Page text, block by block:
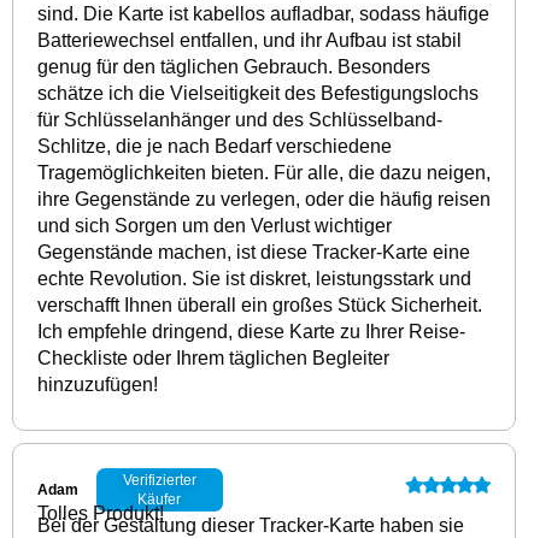
sind. Die Karte ist kabellos aufladbar, sodass häufige
Batteriewechsel entfallen, und ihr Aufbau ist stabil
genug für den täglichen Gebrauch. Besonders
schätze ich die Vielseitigkeit des Befestigungslochs
für Schlüsselanhänger und des Schlüsselband-
Schlitze, die je nach Bedarf verschiedene
Tragemöglichkeiten bieten. Für alle, die dazu neigen,
ihre Gegenstände zu verlegen, oder die häufig reisen
und sich Sorgen um den Verlust wichtiger
Gegenstände machen, ist diese Tracker-Karte eine
echte Revolution. Sie ist diskret, leistungsstark und
verschafft Ihnen überall ein großes Stück Sicherheit.
Ich empfehle dringend, diese Karte zu Ihrer Reise-
Checkliste oder Ihrem täglichen Begleiter
hinzuzufügen!
Adam
Verifizierter
Käufer
Tolles Produkt!
Bei der Gestaltung dieser Tracker-Karte haben sie